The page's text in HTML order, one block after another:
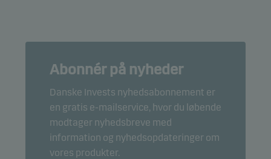
Abonnér på nyheder
Danske Invests nyhedsabonnement er
en gratis e-mailservice, hvor du løbende
modtager nyhedsbreve med
information og nyhedsopdateringer om
vores produkter.